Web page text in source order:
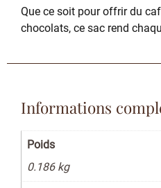
Que ce soit pour offrir du
chocolats, ce sac rend
Informations
Poids
0.186 kg